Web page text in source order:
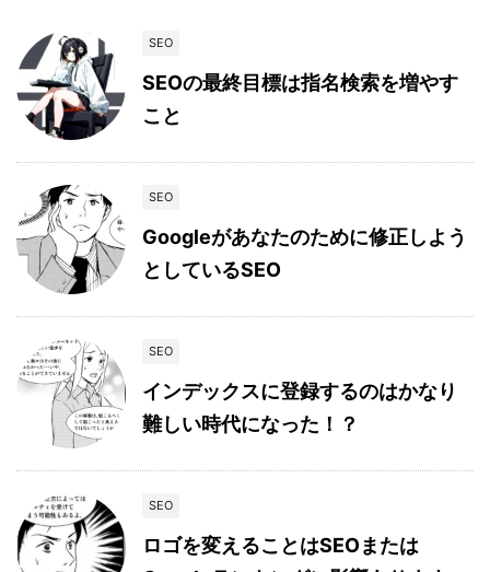
SEO
SEOの最終目標は指名検索を増やす
こと
SEO
Googleがあなたのために修正しよう
としているSEO
SEO
インデックスに登録するのはかなり
難しい時代になった！？
SEO
ロゴを変えることはSEOまたは